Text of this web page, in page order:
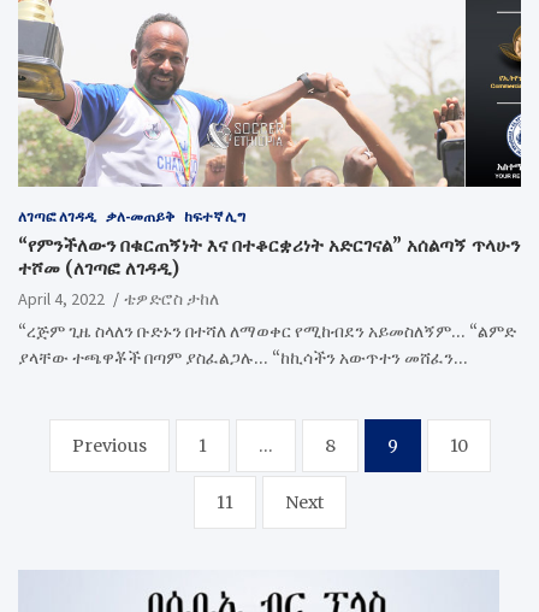
ለገጣፎ ለገዳዲ ቃለ-መጠይቅ ከፍተኛ ሊግ
“የምንችለውን በቁርጠኝነት እና በተቆርቋሪነት አድርገናል” አሰልጣኝ ጥላሁን
ተሾመ (ለገጣፎ ለገዳዲ)
April 4, 2022
ቴዎድሮስ ታከለ
“ረጅም ጊዜ ስላለን ቡድኑን በተሻለ ለማወቀር የሚከብደን አይመስለኝም… “ልምድ
ያላቸው ተጫዋቾች በጣም ያስፈልጋሉ… “ከኪሳችን አውጥተን መሸፈን…
Posts
pagination
Previous 1 … 8 9 10
11 Next